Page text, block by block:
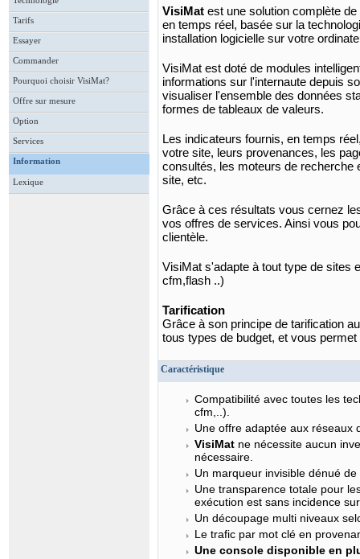
Tarifs
Essayer
Commander
Pourquoi choisir VisiMat?
Offre sur mesure
Option
Services
Information
Lexique
VisiMat est une solution complète
en temps réel, basée sur la
installation logicielle sur votre
VisiMat est doté de modules
informations sur l'internaute depuis
visualiser l'ensemble des données
formes de tableaux de valeurs.
Les indicateurs fournis, en temps
votre site, leurs provenances, les
consultés, les moteurs de
site, etc.
Grâce à ces résultats vous cernez
vos offres de services. Ainsi vous
clientèle.
VisiMat s'adapte à tout type de sites
cfm,flash ..)
Tarification
Grâce à son principe de tarification
tous types de budget, et vous
Caractéristique
Compatibilité avec toutes les
cfm,..).
Une offre adaptée aux réseaux
VisiMat ne nécessite aucun
nécessaire.
Un marqueur invisible dénué
Une transparence totale pour
exécution est sans incidence
Un découpage multi niveaux
Le trafic par mot clé en
Une console disponible en